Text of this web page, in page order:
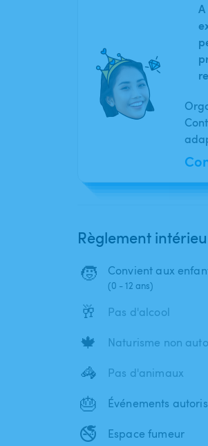
Règlement
🧒 Convient aux
(0 - 12 ans)
🥂 Pas d'alcool
🍁 Naturisme non
🦓 Pas d'animaux
🎂 Événements
🚭 Espace fumeur